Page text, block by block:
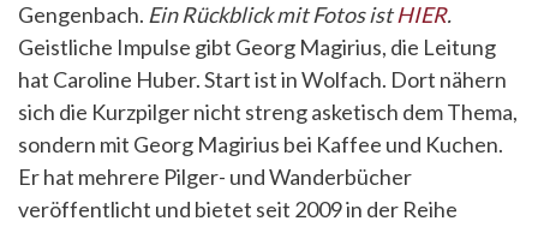
Gengenbach. Ein Rückblick mit Fotos istHIER.
Geistliche Impulse gibt Georg Magirius, die Leitung
hat Caroline Huber. Start ist in Wolfach. Dort nähern
sich die Kurzpilger nicht streng asketisch dem Thema,
sondern mit Georg Magirius bei Kaffee und Kuchen.
Er hat mehrere Pilger- und Wanderbücher
veröffentlicht und bietet seit 2009 in der Reihe